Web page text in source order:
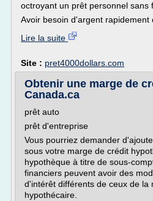
octroyant un prêt personnel sans
Avoir besoin d'argent rapidement
Lire la suite
Site : pret4000dollars.com
Obtenir une marge de
Canada.ca
prêt auto
prêt d'entreprise
Vous pourriez demander
sous votre marge de crédit
hypothèque à titre de sous-
financiers peuvent avoir des
d'intérêt différents de ceux de la
hypothécaire.